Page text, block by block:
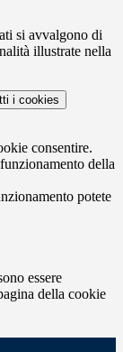
si avvalgono di
illustrate nella
i cookies
consentire.
della
potete
essere
della cookie